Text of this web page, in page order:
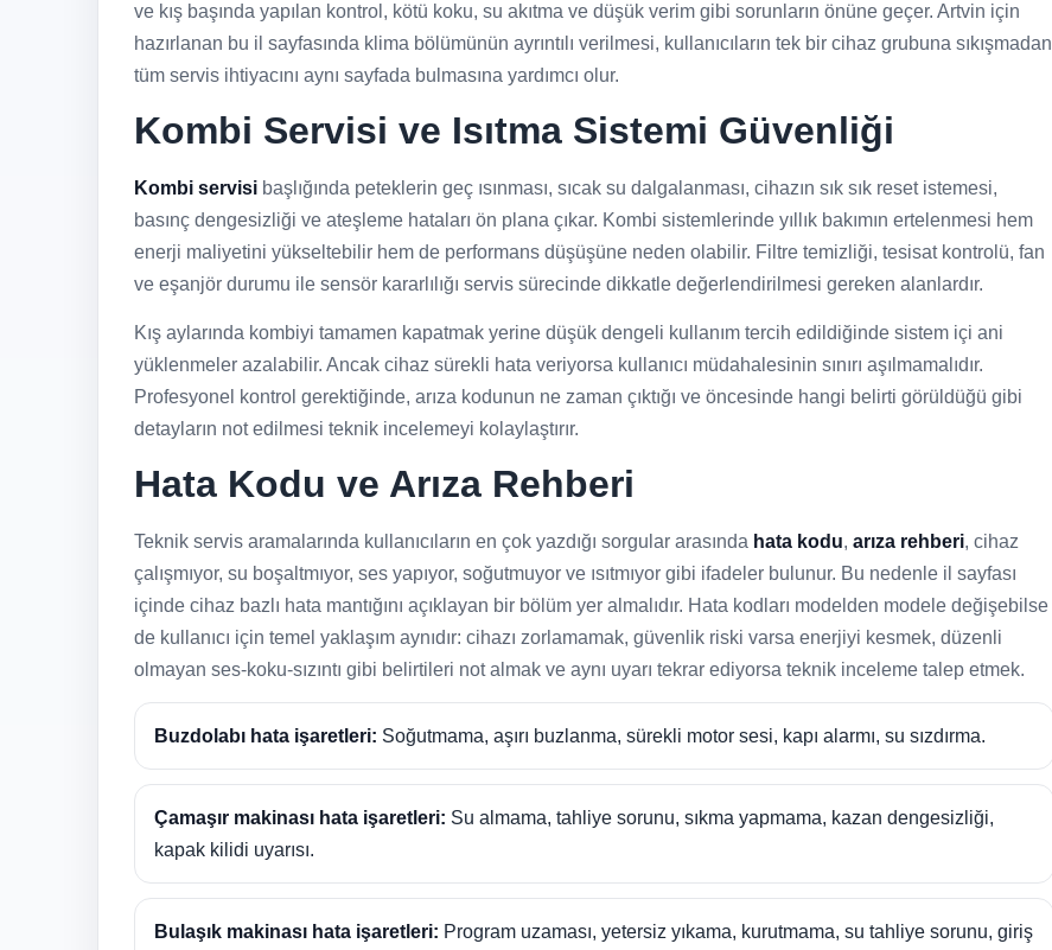
ve kış başında yapılan kontrol, kötü koku, su akıtma ve düşük verim gibi sorunların önüne geçer. Artvin için
hazırlanan bu il sayfasında klima bölümünün ayrıntılı verilmesi, kullanıcıların tek bir cihaz grubuna sıkışmadan
tüm servis ihtiyacını aynı sayfada bulmasına yardımcı olur.
Kombi Servisi ve Isıtma Sistemi Güvenliği
Kombi servisi başlığında peteklerin geç ısınması, sıcak su dalgalanması, cihazın sık sık reset istemesi,
basınç dengesizliği ve ateşleme hataları ön plana çıkar. Kombi sistemlerinde yıllık bakımın ertelenmesi hem
enerji maliyetini yükseltebilir hem de performans düşüşüne neden olabilir. Filtre temizliği, tesisat kontrolü, fan
ve eşanjör durumu ile sensör kararlılığı servis sürecinde dikkatle değerlendirilmesi gereken alanlardır.
Kış aylarında kombiyi tamamen kapatmak yerine düşük dengeli kullanım tercih edildiğinde sistem içi ani
yüklenmeler azalabilir. Ancak cihaz sürekli hata veriyorsa kullanıcı müdahalesinin sınırı aşılmamalıdır.
Profesyonel kontrol gerektiğinde, arıza kodunun ne zaman çıktığı ve öncesinde hangi belirti görüldüğü gibi
detayların not edilmesi teknik incelemeyi kolaylaştırır.
Hata Kodu ve Arıza Rehberi
Teknik servis aramalarında kullanıcıların en çok yazdığı sorgular arasında hata kodu, arıza rehberi, cihaz
çalışmıyor, su boşaltmıyor, ses yapıyor, soğutmuyor ve ısıtmıyor gibi ifadeler bulunur. Bu nedenle il sayfası
içinde cihaz bazlı hata mantığını açıklayan bir bölüm yer almalıdır. Hata kodları modelden modele değişebilse
de kullanıcı için temel yaklaşım aynıdır: cihazı zorlamamak, güvenlik riski varsa enerjiyi kesmek, düzenli
olmayan ses-koku-sızıntı gibi belirtileri not almak ve aynı uyarı tekrar ediyorsa teknik inceleme talep etmek.
Buzdolabı hata işaretleri: Soğutmama, aşırı buzlanma, sürekli motor sesi, kapı alarmı, su sızdırma.
Çamaşır makinası hata işaretleri: Su almama, tahliye sorunu, sıkma yapmama, kazan dengesizliği,
kapak kilidi uyarısı.
Bulaşık makinası hata işaretleri: Program uzaması, yetersiz yıkama, kurutmama, su tahliye sorunu, giriş